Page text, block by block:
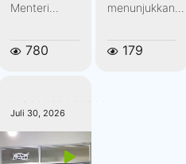
Menteri...
780
menunjukkan...
179
Juli 30, 2026